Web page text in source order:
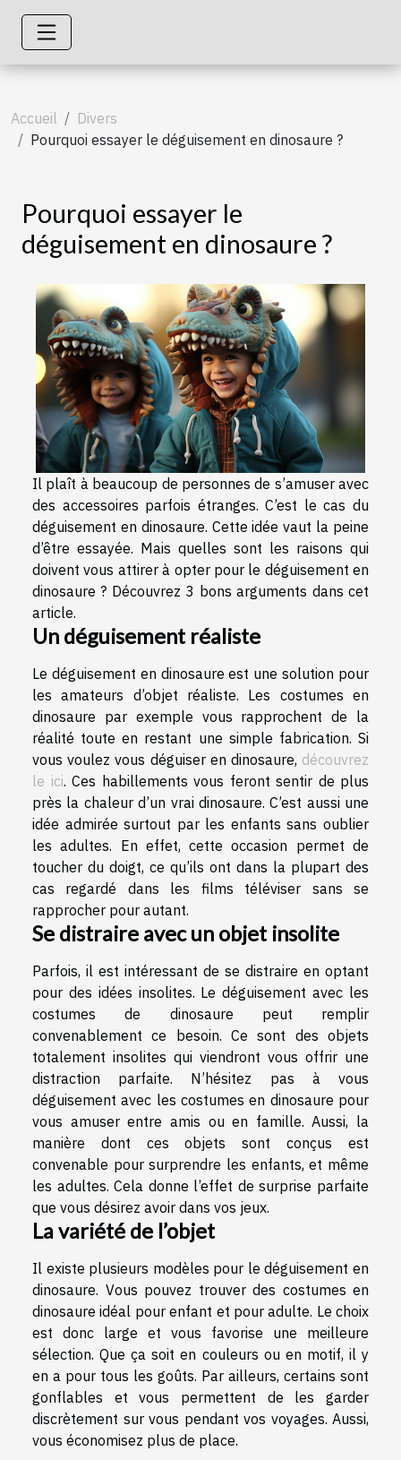
Accueil
Divers
Pourquoi essayer le déguisement en dinosaure ?
Pourquoi essayer le
déguisement en dinosaure ?
Il plaît à beaucoup de personnes de s’amuser avec
des accessoires parfois étranges. C’est le cas du
déguisement en dinosaure. Cette idée vaut la peine
d’être essayée. Mais quelles sont les raisons qui
doivent vous attirer à opter pour le déguisement en
dinosaure ? Découvrez 3 bons arguments dans cet
article.
Un déguisement réaliste
Le déguisement en dinosaure est une solution pour
les amateurs d’objet réaliste. Les costumes en
dinosaure par exemple vous rapprochent de la
réalité toute en restant une simple fabrication. Si
vous voulez vous déguiser en dinosaure, découvrez
le ici. Ces habillements vous feront sentir de plus
près la chaleur d’un vrai dinosaure. C’est aussi une
idée admirée surtout par les enfants sans oublier
les adultes. En effet, cette occasion permet de
toucher du doigt, ce qu’ils ont dans la plupart des
cas regardé dans les films téléviser sans se
rapprocher pour autant.
Se distraire avec un objet insolite
Parfois, il est intéressant de se distraire en optant
pour des idées insolites. Le déguisement avec les
costumes de dinosaure peut remplir
convenablement ce besoin. Ce sont des objets
totalement insolites qui viendront vous offrir une
distraction parfaite. N’hésitez pas à vous
déguisement avec les costumes en dinosaure pour
vous amuser entre amis ou en famille. Aussi, la
manière dont ces objets sont conçus est
convenable pour surprendre les enfants, et même
les adultes. Cela donne l’effet de surprise parfaite
que vous désirez avoir dans vos jeux.
La variété de l’objet
Il existe plusieurs modèles pour le déguisement en
dinosaure. Vous pouvez trouver des costumes en
dinosaure idéal pour enfant et pour adulte. Le choix
est donc large et vous favorise une meilleure
sélection. Que ça soit en couleurs ou en motif, il y
en a pour tous les goûts. Par ailleurs, certains sont
gonflables et vous permettent de les garder
discrètement sur vous pendant vos voyages. Aussi,
vous économisez plus de place.